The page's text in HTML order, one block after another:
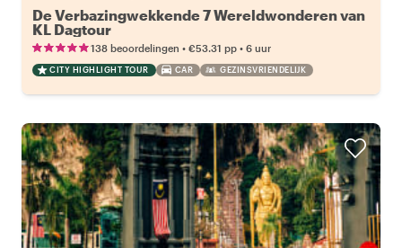
De Verbazingwekkende 7 Wereldwonderen van
KL Dagtour
138 beoordelingen • €53.31 pp • 6 uur
CITY HIGHLIGHT TOUR CAR GEZINSVRIENDELIJK